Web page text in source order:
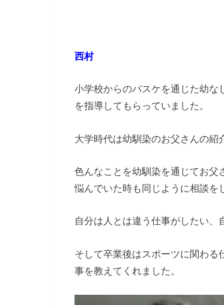
西村
小学校からのバスケを通じた幼な
を指導してもらっていました。
大学時代は幼馴染のお父さんの紹
色んなことを幼馴染を通じてお父
悩んでいた時も同じように相談を
自分は人とは違う仕事がしたい、
そして卒業後はスポーツに関わる
事を教えてくれました。